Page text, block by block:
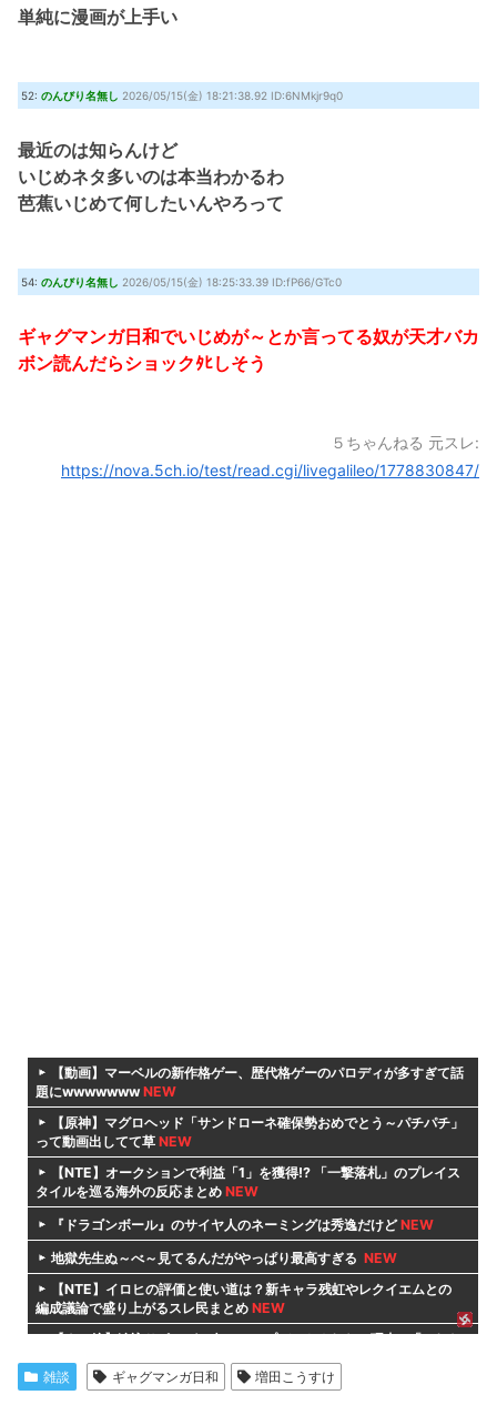
単純に漫画が上手い
52: のんびり名無し 2026/05/15(金) 18:21:38.92 ID:6NMkjr9q0
最近のは知らんけど
いじめネタ多いのは本当わかるわ
芭蕉いじめて何したいんやろって
54: のんびり名無し 2026/05/15(金) 18:25:33.39 ID:fP66/GTc0
ギャグマンガ日和でいじめが～とか言ってる奴が天才バカ
ボン読んだらショックﾀﾋしそう
５ちゃんねる 元スレ:
https://nova.5ch.io/test/read.cgi/livegalileo/1778830847/
【動画】マーベルの新作格ゲー、歴代格ゲーのパロディが多すぎて話
題にwwwwwww NEW
【原神】マグロヘッド「サンドローネ確保勢おめでとう～パチパチ」
って動画出してて草 NEW
【NTE】オークションで利益「1」を獲得!? 「一撃落札」のプレイス
タイルを巡る海外の反応まとめ NEW
『ドラゴンボール』のサイヤ人のネーミングは秀逸だけど NEW
地獄先生ぬ～べ～見てるんだがやっぱり最高すぎる NEW
【NTE】イロヒの評価と使い道は？新キャラ残虹やレクイエムとの
編成議論で盛り上がるスレ民まとめ NEW
【ウマ娘】追込サポカが一向にアップデートされない理由…「これだ
Switch2版『FF14』緊急メンテでロード時間が8秒から6秒に
雑談 ギャグマンガ日和 増田こうすけ